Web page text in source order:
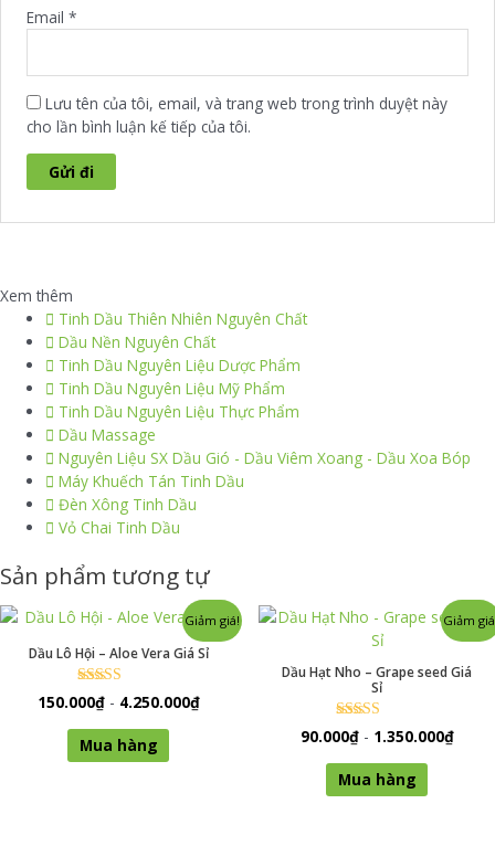
Email *
Lưu tên của tôi, email, và trang web trong trình duyệt này
cho lần bình luận kế tiếp của tôi.
Xem thêm
Tinh Dầu Thiên Nhiên Nguyên Chất
Dầu Nền Nguyên Chất
Tinh Dầu Nguyên Liệu Dược Phẩm
Tinh Dầu Nguyên Liệu Mỹ Phẩm
Tinh Dầu Nguyên Liệu Thực Phẩm
Dầu Massage
Nguyên Liệu SX Dầu Gió - Dầu Viêm Xoang - Dầu Xoa Bóp
Máy Khuếch Tán Tinh Dầu
Đèn Xông Tinh Dầu
Vỏ Chai Tinh Dầu
Sản phẩm tương tự
Giảm giá!
Dầu Lô Hội – Aloe Vera Giá Sỉ
Được xếp
hạng
0
5 sao
150.000₫- 4.250.000₫
Mua hàng
Sản
Giảm
Dầu Hạt Nho – Grape seed Giá
Sỉ
Được xếp
hạng
0
5 sao
90.000₫- 1.350.000₫
Mua hàng
Sản